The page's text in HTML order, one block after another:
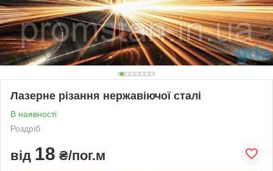
Лазерне різання нержавіючої сталі
В наявності
Роздріб
від 18 ₴/пог.м